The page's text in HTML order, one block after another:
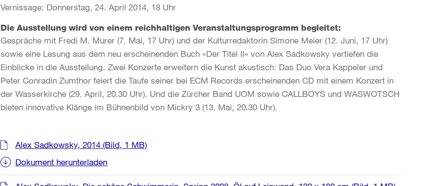
Vernissage: Donnerstag, 24. April 2014, 18 Uhr
Die Ausstellung wird von einem reichhaltigen Veranstaltungsprogramm begleitet:
Gespräche mit Fredi M. Murer (7. Mai, 17 Uhr) und der Kulturredaktorin Simone Meier (12. Juni, 17 Uhr)
sowie eine Lesung aus dem neu erscheinenden Buch «Der Titel II» von Alex Sadkowsky vertiefen die
Einblicke in die Ausstellung. Zwei Konzerte erweitern die Kunst akustisch: Das Duo Vera Kappeler und
Peter Conradin Zumthor feiert die Taufe seiner bei ECM Records erscheinenden CD mit einem Konzert in
der Wasserkirche (29. April, 20.30 Uhr). Und die Zürcher Band UOM sowie CALLBOYS und WASWOTSCH
bieten innovative Klänge im Bühnenbild von Mickry 3 (13. Mai, 20.30 Uhr).
Weitere
Informationen
Alex Sadkowsky, 2014 (Bild, 1 MB)
Dokument herunterladen